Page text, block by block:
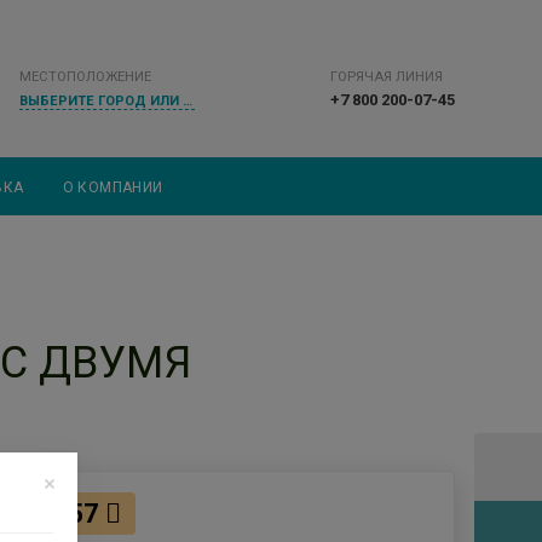
МЕСТОПОЛОЖЕНИЕ
ВЫБЕРИТЕ ГОРОД ИЛИ НАСЕЛЕННЫЙ ПУНКТ
ГОРЯЧАЯ ЛИНИЯ
+7 800 200-07-45
О КОМПАНИИ
ДВУМЯ
1657